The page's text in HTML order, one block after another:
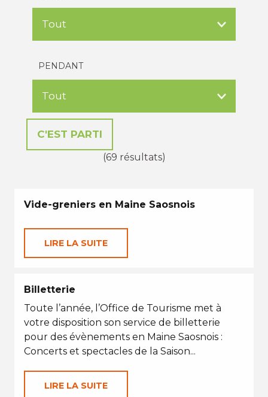
PENDANT
(69 résultats)
Vide-greniers en Maine Saosnois
LIRE LA SUITE
Billetterie
Toute l’année, l’Office de Tourisme met à
votre disposition son service de billetterie
pour des évènements en Maine Saosnois :
Concerts et spectacles de la Saison...
LIRE LA SUITE